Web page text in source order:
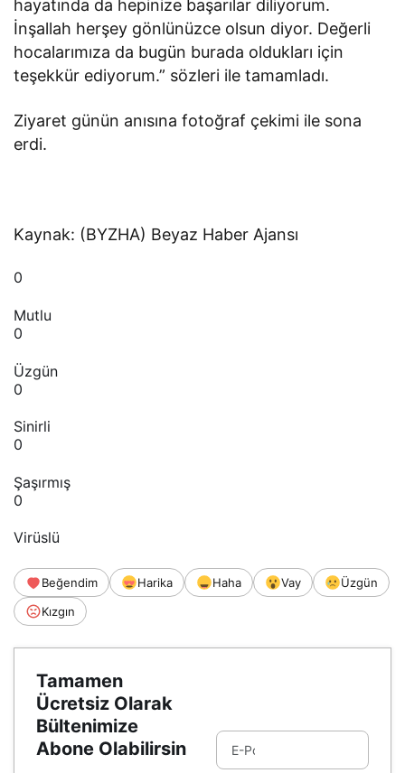
hayatında da hepinize başarılar diliyorum.
İnşallah herşey gönlünüzce olsun diyor. Değerli
hocalarımıza da bugün burada oldukları için
teşekkür ediyorum.” sözleri ile tamamladı.
Ziyaret günün anısına fotoğraf çekimi ile sona
erdi.
Kaynak: (BYZHA) Beyaz Haber Ajansı
0
Mutlu
0
Üzgün
0
Sinirli
0
Şaşırmış
0
Virüslü
Beğendim Harika Haha Vay
Üzgün
Kızgın
Tamamen
Ücretsiz Olarak
Bültenimize
Abone Olabilirsin